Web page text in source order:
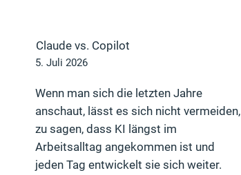
Claude vs. Copilot
5. Juli 2026
Wenn man sich die letzten Jahre
anschaut, lässt es sich nicht vermeiden,
zu sagen, dass KI längst im
Arbeitsalltag angekommen ist und
jeden Tag entwickelt sie sich weiter.